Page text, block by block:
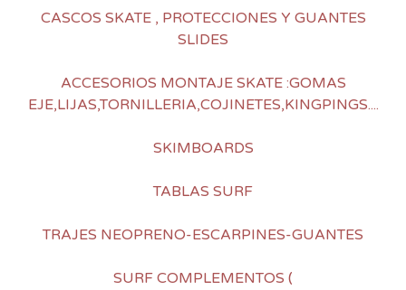
CASCOS SKATE , PROTECCIONES Y GUANTES
SLIDES
ACCESORIOS MONTAJE SKATE :GOMAS
EJE,LIJAS,TORNILLERIA,COJINETES,KINGPINGS....
SKIMBOARDS
TABLAS SURF
TRAJES NEOPRENO-ESCARPINES-GUANTES
SURF COMPLEMENTOS (